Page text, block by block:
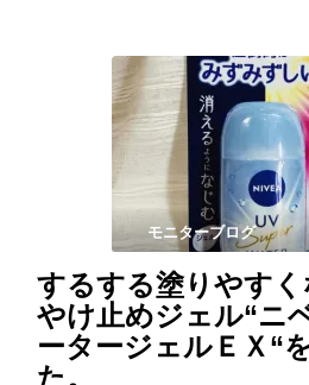
モニターブログ
するする塗りやすく
やけ止めジェル“ニ
ータージェルＥＸ“
た。